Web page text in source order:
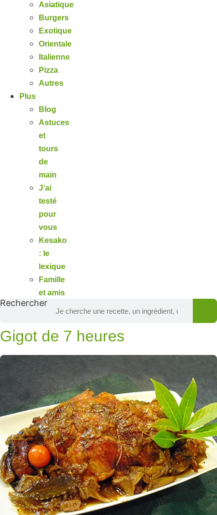
Asiatique
Burgers
Exotique
Orientale
Italienne
Pizza
Autres
Plus
Blog
Astuces
et
tours
de
main
J’ai
testé
pour
vous
Kesako
: le
lexique
Famille
et amis
Rechercher
Gigot de 7 heures